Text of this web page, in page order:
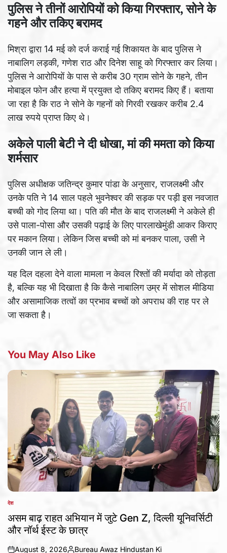
पुलिस ने तीनों आरोपियों को किया गिरफ्तार, सोने के
गहने और तकिए बरामद
मिश्रा द्वारा 14 मई को दर्ज कराई गई शिकायत के बाद पुलिस ने
नाबालिग लड़की, गणेश राठ और दिनेश साहू को गिरफ्तार कर लिया।
पुलिस ने आरोपियों के पास से करीब 30 ग्राम सोने के गहने, तीन
मोबाइल फोन और हत्या में प्रयुक्त दो तकिए बरामद किए हैं। बताया
जा रहा है कि राठ ने सोने के गहनों को गिरवी रखकर करीब 2.4
लाख रुपये प्राप्त किए थे।
अकेले पाली बेटी ने दी धोखा, मां की ममता को किया
शर्मसार
पुलिस अधीक्षक जतिन्द्र कुमार पांडा के अनुसार, राजलक्ष्मी और
उनके पति ने 14 साल पहले भुवनेश्वर की सड़क पर पड़ी इस नवजात
बच्ची को गोद लिया था। पति की मौत के बाद राजलक्ष्मी ने अकेले ही
उसे पाला-पोसा और उसकी पढ़ाई के लिए पारलाखेमुंडी आकर किराए
पर मकान लिया। लेकिन जिस बच्ची को मां बनकर पाला, उसी ने
उनकी जान ले ली।
यह दिल दहला देने वाला मामला न केवल रिश्तों की मर्यादा को तोड़ता
है, बल्कि यह भी दिखाता है कि कैसे नाबालिग उम्र में सोशल मीडिया
और असामाजिक तत्वों का प्रभाव बच्चों को अपराध की राह पर ले
जा सकता है।
You May Also Like
POSTED
देश
असम बाढ़ राहत अभियान में जुटे Gen Z, दिल्ली यूनिवर्सिटी
और नॉर्थ ईस्ट के छात्र
August 8, 2026 Bureau Awaz Hindustan Ki